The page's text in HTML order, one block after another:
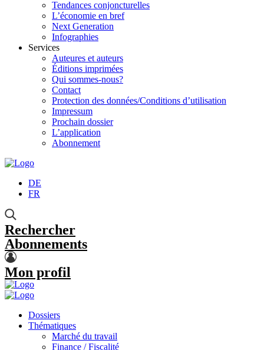
Tendances conjoncturelles
L’économie en bref
Next Generation
Infographies
Services
Auteures et auteurs
Éditions imprimées
Qui sommes-nous?
Contact
Protection des données/Conditions d’utilisation
Impressum
Prochain dossier
L’application
Abonnement
DE
FR
Rechercher
Abonnements
Mon profil
Dossiers
Thématiques
Marché du travail
Finance / Fiscalité